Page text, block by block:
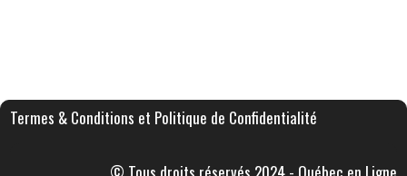
Termes & Conditions et Politique de Confidentialité